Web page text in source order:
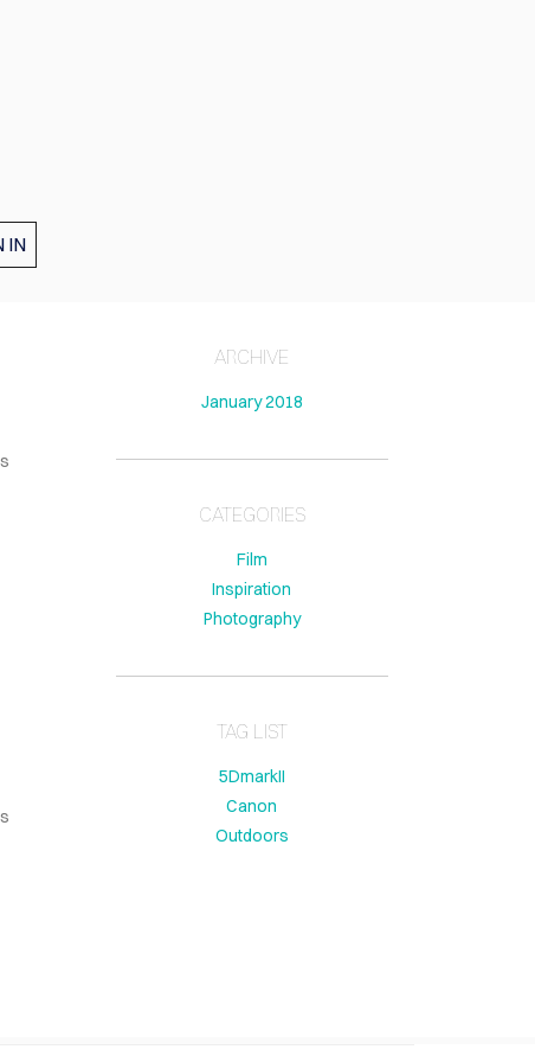
IN
ARCHIVE
January 2018
CATEGORIES
Film
Inspiration
Photography
TAG LIST
5DmarkII
Canon
Outdoors